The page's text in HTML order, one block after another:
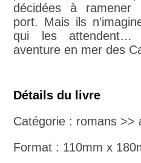
décidées à ramener
port. Mais ils
qui les attendent…
aventure en mer des
Détails du livre
Catégorie : romans >>
Format : 110mm x